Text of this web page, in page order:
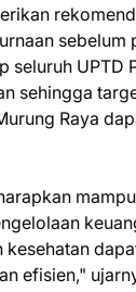
sebelum
seluruh UPTD
sehingga
Raya
kesehatan
efisien,"